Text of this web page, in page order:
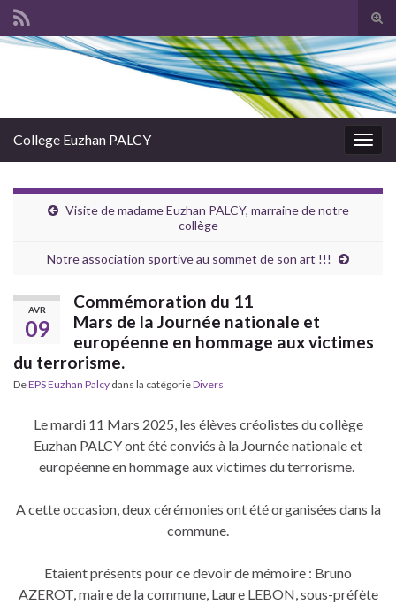
Search for:
College Euzhan PALCY
Visite de madame Euzhan PALCY, marraine de notre
collège
Notre association sportive au sommet de son art !!!
AVR
09
Commémoration du 11
Mars de la Journée nationale et
européenne en hommage aux victimes
du terrorisme.
DeEPS Euzhan Palcy dans la catégorieDivers
Le mardi 11 Mars 2025, les élèves créolistes du collège
Euzhan PALCY ont été conviés à la Journée nationale et
européenne enhommage aux victimes du terrorisme.
A cette occasion, deux cérémonies ont été organisées dans la
commune.
Etaient présents pour ce devoir de mémoire : Bruno
AZEROT, maire de la commune, Laure LEBON, sous-préfète